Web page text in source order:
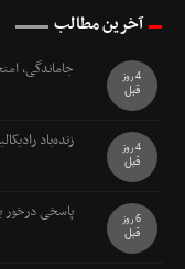
آخرین مطالب
جاماندگی،
4 روز
قبل
زنده‌باد
4 روز
قبل
پاسخی درخور
6 روز
قبل